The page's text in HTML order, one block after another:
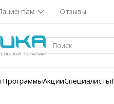
Отзывы
ПрограммыАкцииСпециалисты